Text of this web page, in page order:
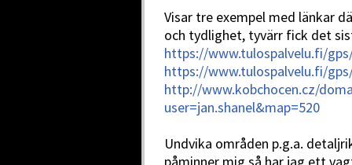
Visar tre exempel med länkar
och tydlighet, tyvärr fick det
https://www.tulospalvelu.fi/
https://www.tulospalvelu.fi/
http://www.kobchocen.cz/
user=jan.shanel&map=520
Undvika områden p.g.a.